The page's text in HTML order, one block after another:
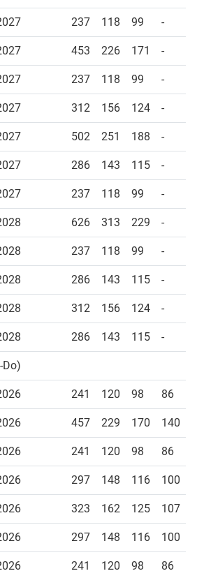
237 118 99 -
453 226 171 -
237 118 99 -
312 156 124 -
502 251 188 -
286 143 115 -
237 118 99 -
626 313 229 -
237 118 99 -
286 143 115 -
312 156 124 -
286 143 115 -
Do)
241 120 98 86
457 229 170 140
241 120 98 86
297 148 116 100
323 162 125 107
297 148 116 100
241 120 98 86